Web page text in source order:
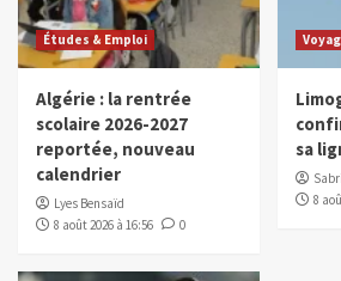
Études & Emploi
Algérie : la rentrée
scolaire 2026-2027
reportée, nouveau
calendrier
Lyes Bensaïd
8 août 2026 à 16:56
0
sa
8